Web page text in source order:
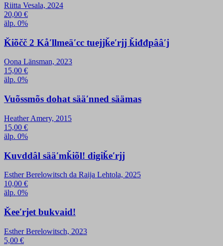
Riitta Vesala, 2024
20,00 €
älp. 0%
Ǩiõčč 2 Kåʹllmeäʹcc tuejjǩeʹrjj ǩiđđpââʹj
Oona Länsman, 2023
15,00 €
älp. 0%
Vuõssmõs dohat sääʹnned säämas
Heather Amery, 2015
15,00 €
älp. 0%
Kuvddâl sääʹmǩiõl! digiǩeʹrjj
Esther Berelowitsch da Raija Lehtola, 2025
10,00 €
älp. 0%
Ǩeeʹrjet bukvaid!
Esther Berelowitsch, 2023
5,00 €